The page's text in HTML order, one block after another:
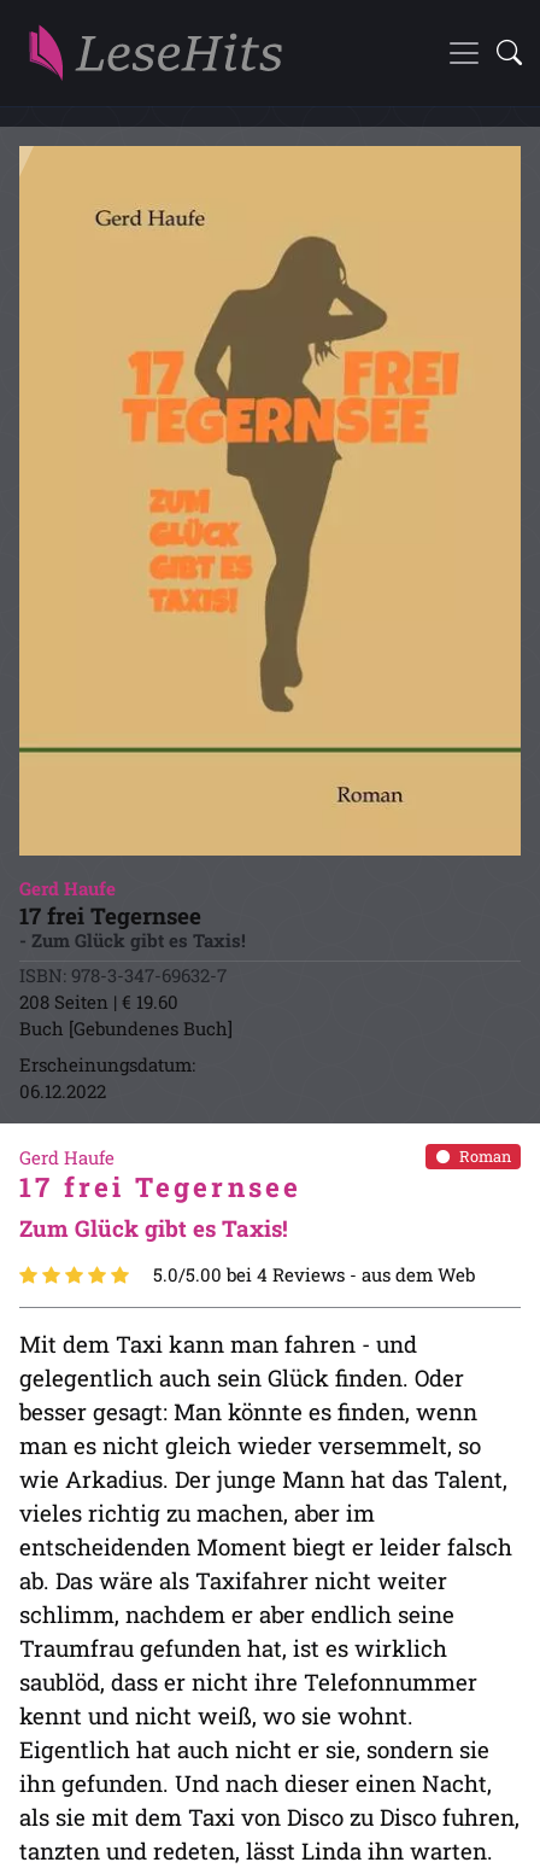
Gerd Haufe
17 frei Tegernsee
- Zum Glück gibt es Taxis!
ISBN: 978-3-347-69632-7
208 Seiten | € 19.60
Buch [Gebundenes Buch]
Erscheinungsdatum:
06.12.2022
Roman
Gerd Haufe
17 frei Tegernsee
Zum Glück gibt es Taxis!
5.0/5.00 bei 4 Reviews - aus dem Web
Mit dem Taxi kann man fahren - und
gelegentlich auch sein Glück finden. Oder
besser gesagt: Man könnte es finden, wenn
man es nicht gleich wieder versemmelt, so
wie Arkadius. Der junge Mann hat das Talent,
vieles richtig zu machen, aber im
entscheidenden Moment biegt er leider falsch
ab. Das wäre als Taxifahrer nicht weiter
schlimm, nachdem er aber endlich seine
Traumfrau gefunden hat, ist es wirklich
saublöd, dass er nicht ihre Telefonnummer
kennt und nicht weiß, wo sie wohnt.
Eigentlich hat auch nicht er sie, sondern sie
ihn gefunden. Und nach dieser einen Nacht,
als sie mit dem Taxi von Disco zu Disco fuhren,
tanzten und redeten, lässt Linda ihn warten.